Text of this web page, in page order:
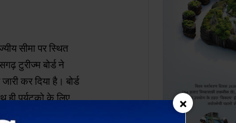
सीमा पर स्थित
टुरीज्म बोर्ड ने
कर दिया है। बोर्ड
ही पर्यटको के लिए
×